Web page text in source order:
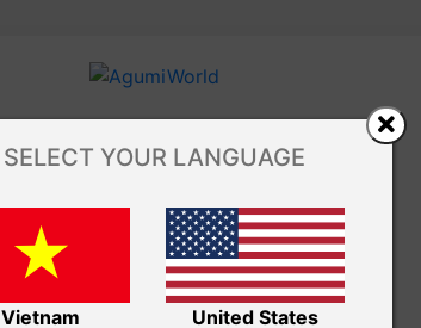
SELECT YOUR LANGUAGE
Vietnam United States